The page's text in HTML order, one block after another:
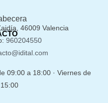
46009 Valencia
960204550
09:00 a 18:00 · Viernes de